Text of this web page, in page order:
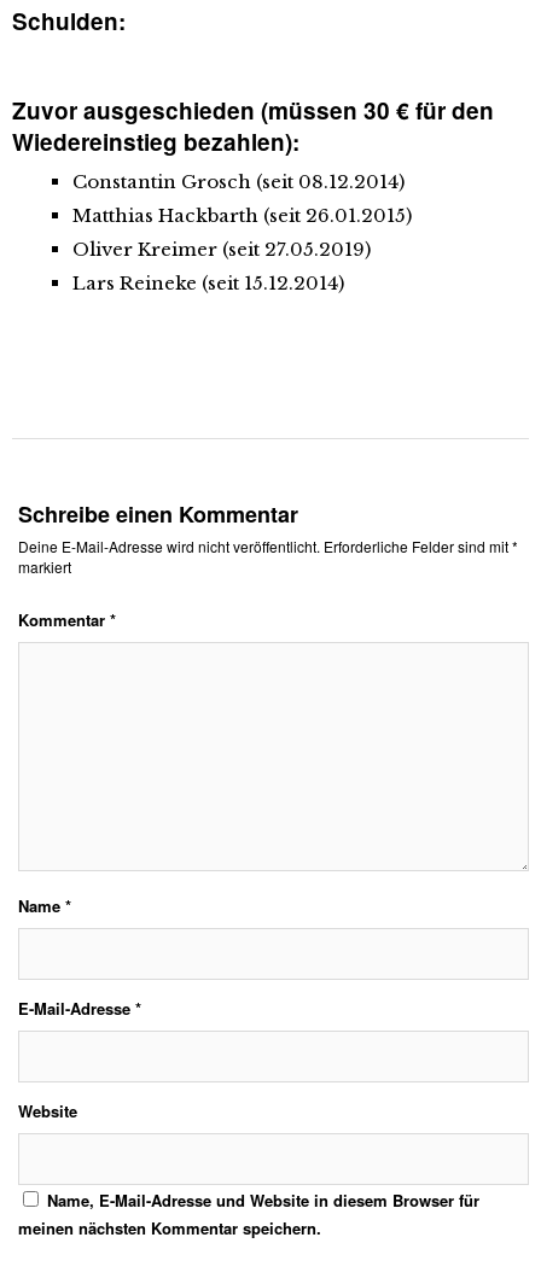
Schulden:
Zuvor ausgeschieden (müssen 30 € für den
Wiedereinstieg bezahlen):
Constantin Grosch (seit 08.12.2014)
Matthias Hackbarth (seit 26.01.2015)
Oliver Kreimer (seit 27.05.2019)
Lars Reineke (seit 15.12.2014)
Schreibe einen Kommentar
Deine E-Mail-Adresse wird nicht veröffentlicht. Erforderliche Felder sind mit*
markiert
Kommentar *
Name *
E-Mail-Adresse *
Website
Name, E-Mail-Adresse und Website in diesem Browser für
meinen nächsten Kommentar speichern.